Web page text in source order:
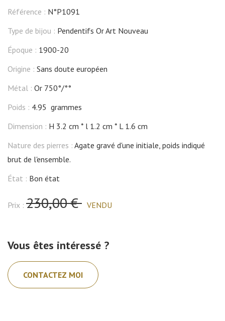
Référence : N°P1091
Type de bijou : Pendentifs Or Art Nouveau
Époque : 1900-20
Origine : Sans doute européen
Métal : Or 750°/°°
Poids : 4.95 grammes
Dimension : H 3.2 cm l 1.2 cm
L 1.6 cm
Nature des pierres : Agate gravé d'une initiale, poids indiqué
brut de l'ensemble.
État : Bon état
Prix : 230,00 € VENDU
Vous êtes intéressé ?
CONTACTEZ MOI